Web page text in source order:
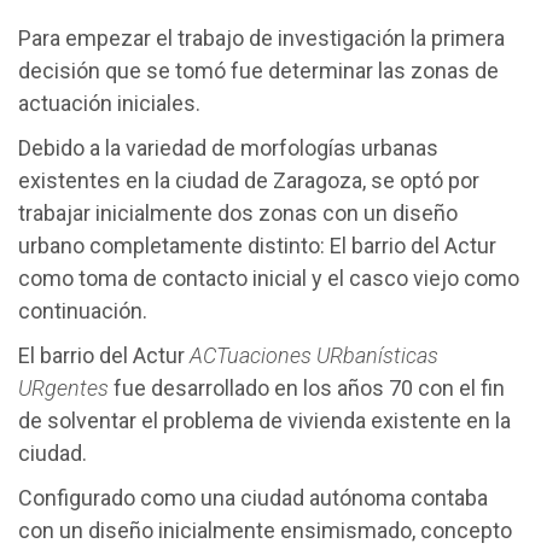
Para empezar el trabajo de investigación la primera
decisión que se tomó fue determinar las zonas de
actuación iniciales.
Debido a la variedad de morfologías urbanas
existentes en la ciudad de Zaragoza, se optó por
trabajar inicialmente dos zonas con un diseño
urbano completamente distinto: El barrio del Actur
como toma de contacto inicial y el casco viejo como
continuación.
El barrio del ActurACTuaciones URbanísticas
URgentes fue desarrollado en los años 70 con el fin
de solventar el problema de vivienda existente en la
ciudad.
Configurado como una ciudad autónoma contaba
con un diseño inicialmente ensimismado, concepto